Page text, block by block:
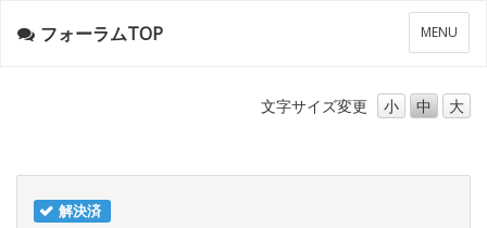
メ
ニ
ー
MENU
フォーラムTOP
文字サイズ変更 小 中 大
解決済